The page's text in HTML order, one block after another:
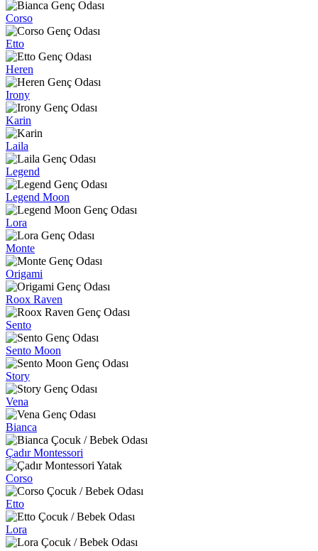
Corso
Etto
Heren
Irony
Karin
Laila
Legend
Legend Moon
Lora
Monte
Origami
Roox Raven
Sento
Sento Moon
Story
Vena
Bianca
Çadır Montessori
Corso
Etto
Lora